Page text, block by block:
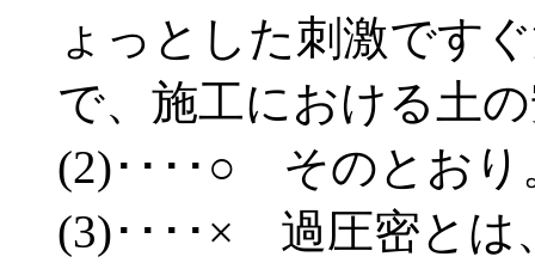
ょっとした刺激です
で、施工における土
(2)････○ そのとおり
(3)････× 過圧密とは